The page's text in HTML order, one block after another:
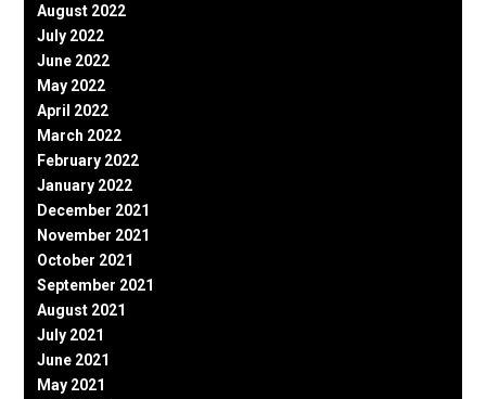
August 2022
July 2022
June 2022
May 2022
April 2022
March 2022
February 2022
January 2022
December 2021
November 2021
October 2021
September 2021
August 2021
July 2021
June 2021
May 2021